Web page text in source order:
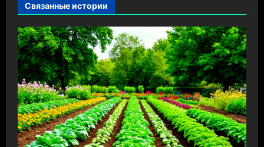
я
з
а
п
и
с
и
Связанные истории